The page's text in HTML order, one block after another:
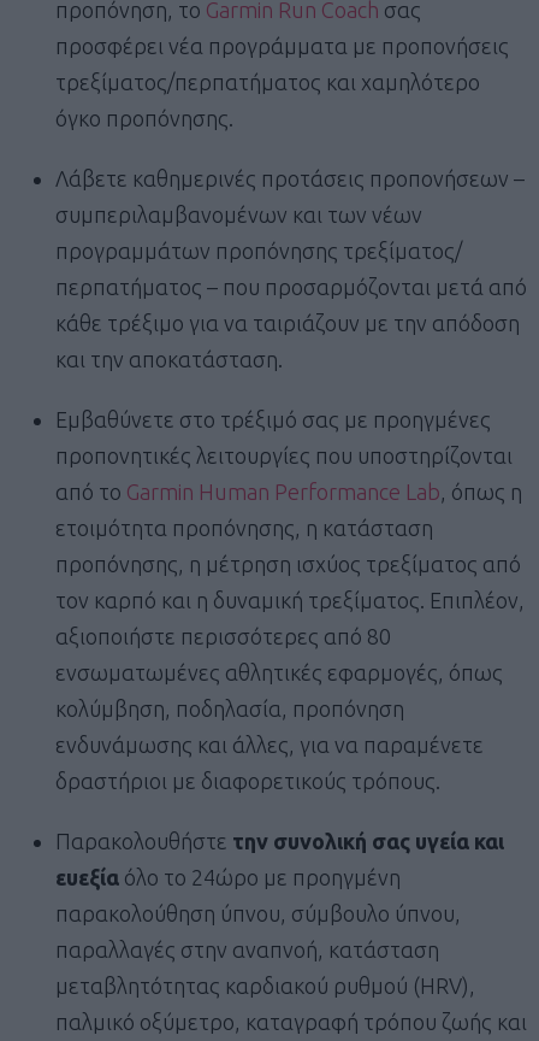
προπόνηση, το Garmin Run Coach σας
προσφέρει νέα προγράμματα με προπονήσεις
τρεξίματος/περπατήματος και χαμηλότερο
όγκο προπόνησης.
Λάβετε καθημερινές προτάσεις προπονήσεων –
συμπεριλαμβανομένων και των νέων
προγραμμάτων προπόνησης τρεξίματος/
περπατήματος – που προσαρμόζονται μετά από
κάθε τρέξιμο για να ταιριάζουν με την απόδοση
και την αποκατάσταση.
Εμβαθύνετε στο τρέξιμό σας με προηγμένες
προπονητικές λειτουργίες που υποστηρίζονται
από το Garmin Human Performance Lab, όπως η
ετοιμότητα προπόνησης, η κατάσταση
προπόνησης, η μέτρηση ισχύος τρεξίματος από
τον καρπό και η δυναμική τρεξίματος. Επιπλέον,
αξιοποιήστε περισσότερες από 80
ενσωματωμένες αθλητικές εφαρμογές, όπως
κολύμβηση, ποδηλασία, προπόνηση
ενδυνάμωσης και άλλες, για να παραμένετε
δραστήριοι με διαφορετικούς τρόπους.
Παρακολουθήστε την συνολική σας υγεία και
ευεξία όλο το 24ώρο με προηγμένη
παρακολούθηση ύπνου, σύμβουλο ύπνου,
παραλλαγές στην αναπνοή, κατάσταση
μεταβλητότητας καρδιακού ρυθμού (HRV),
παλμικό οξύμετρο, καταγραφή τρόπου ζωής και